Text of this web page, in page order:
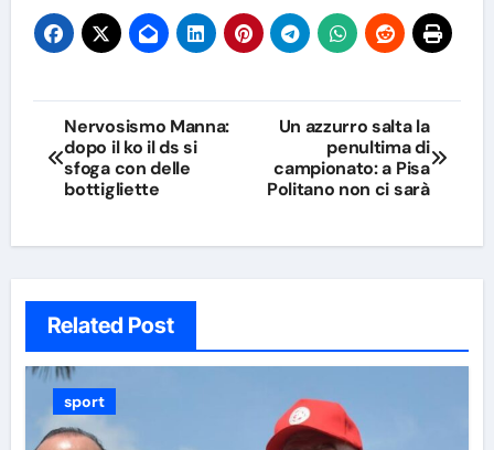
Navigazione
articoli
Nervosismo Manna:
dopo il ko il ds si
sfoga con delle
bottigliette
Un azzurro salta la
penultima di
campionato: a Pisa
Politano non ci sarà
Related Post
sport